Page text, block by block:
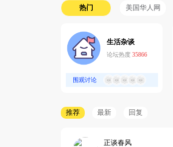
热门 美国华人网
生活杂谈
论坛热度 35866
围观讨论
推荐 最新 回复
正谈春风